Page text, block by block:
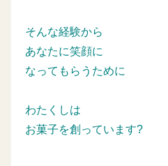
そんな経験から
あなたに笑顔に
なってもらうために
わたくしは
お菓子を創っています?